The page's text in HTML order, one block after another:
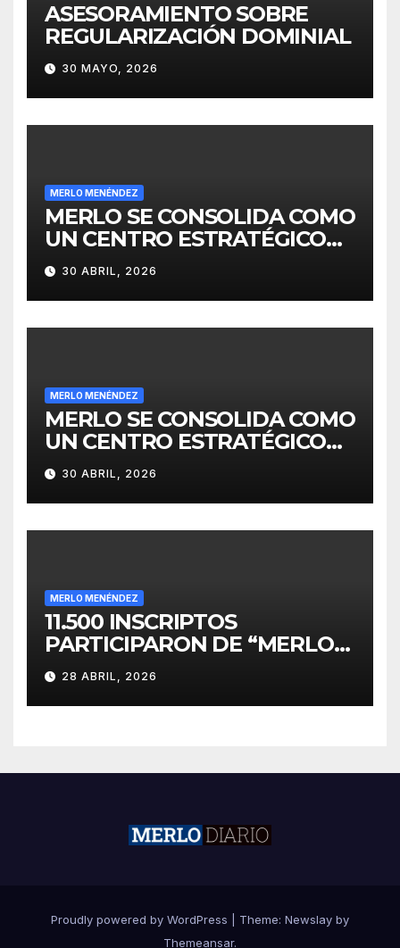
ASESORAMIENTO SOBRE
REGULARIZACIÓN DOMINIAL
30 MAYO, 2026
MERLO MENÉNDEZ
MERLO SE CONSOLIDA COMO
UN CENTRO ESTRATÉGICO
PARA EL DESARROLLO DE
INVERSIONES
30 ABRIL, 2026
MERLO MENÉNDEZ
MERLO SE CONSOLIDA COMO
UN CENTRO ESTRATÉGICO
PARA EL DESARROLLO DE
INVERSIONES
30 ABRIL, 2026
MERLO MENÉNDEZ
11.500 INSCRIPTOS
PARTICIPARON DE “MERLO
CORRE POR MALVINAS”
28 ABRIL, 2026
Proudly powered by WordPress Theme: Newslay by
Themeansar.